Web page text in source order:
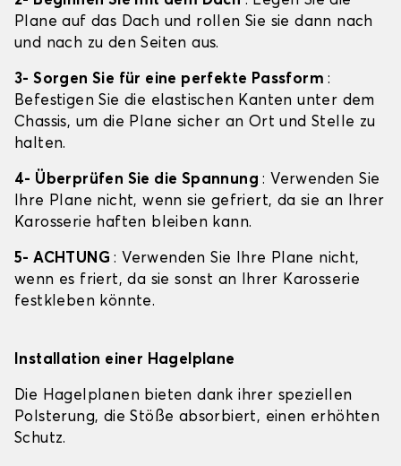
Plane auf das Dach und rollen Sie sie dann nach
und nach zu den Seiten aus.
3- Sorgen Sie für eine perfekte Passform:
Befestigen Sie die elastischen Kanten unter dem
Chassis, um die Plane sicher an Ort und Stelle zu
halten.
4- Überprüfen Sie die Spannung: Verwenden Sie
Ihre Plane nicht, wenn sie gefriert, da sie an Ihrer
Karosserie haften bleiben kann.
5- ACHTUNG: Verwenden Sie Ihre Plane nicht,
wenn es friert, da sie sonst an Ihrer Karosserie
festkleben könnte.
Installation einer Hagelplane
Die Hagelplanen bieten dank ihrer speziellen
Polsterung, die Stöße absorbiert, einen erhöhten
Schutz.